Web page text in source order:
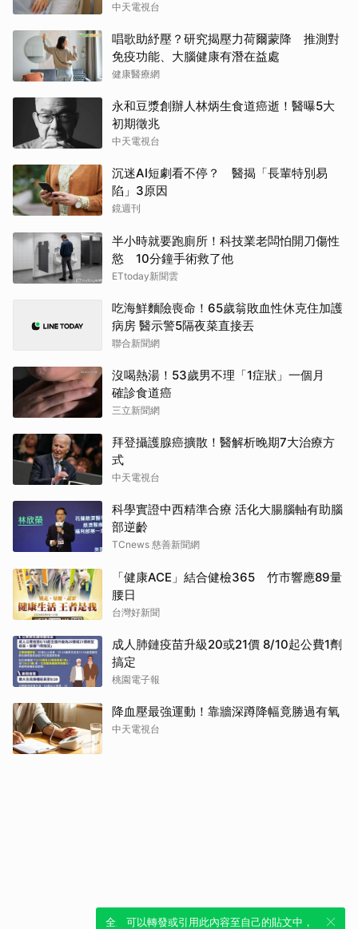
中天電視台
唱歌助紓壓？研究揭壓力荷爾蒙降 推測對
免疫功能、大腦健康有潛在益處
健康醫療網
永和豆漿創辦人林炳生食道癌逝！醫曝5大
初期徵兆
中天電視台
沉迷AI短劇看不停？ 醫揭「長輩特別易
陷」3原因
鏡週刊
半小時就要跑廁所！科技業老闆怕開刀傷性
慾 10分鐘手術救了他
ETtoday新聞雲
吃海鮮麵險喪命！65歲翁敗血性休克住加護
病房 醫示警5隔夜菜直接丟
聯合新聞網
沒喝熱湯！53歲男不理「1症狀」一個月
確診食道癌
三立新聞網
拜登攝護腺癌擴散！醫解析晚期7大治療方
式
中天電視台
科學實證中西精準合療 活化大腸腦軸有助腦
部逆齡
TCnews 慈善新聞網
「健康ACE」結合健檢365 竹市響應89量
腰日
台灣好新聞
成人肺鏈疫苗升級20或21價 8/10起公費1劑
搞定
桃園電子報
降血壓最強運動！靠牆深蹲降幅竟勝過有氧
中天電視台
全新體驗！一鍵引用此內容，透過發布貼
可以轉發或引用此內容至自己的貼文中，